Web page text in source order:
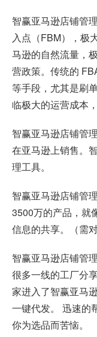
智赢亚马逊店铺管
入点（FBM），极
马逊的自然流量，
营政策。传统的
等手段，尤其是刷
临极大的运营成本
智赢亚马逊店铺管
在亚马逊上销售。
理工具。
智赢亚马逊店铺管
3500万的产品，就
信息的共享。（需
智赢亚马逊店铺管
很多一线的工厂分
家进入了智赢亚马
一键代发。 迅速的
你为选品而苦恼。